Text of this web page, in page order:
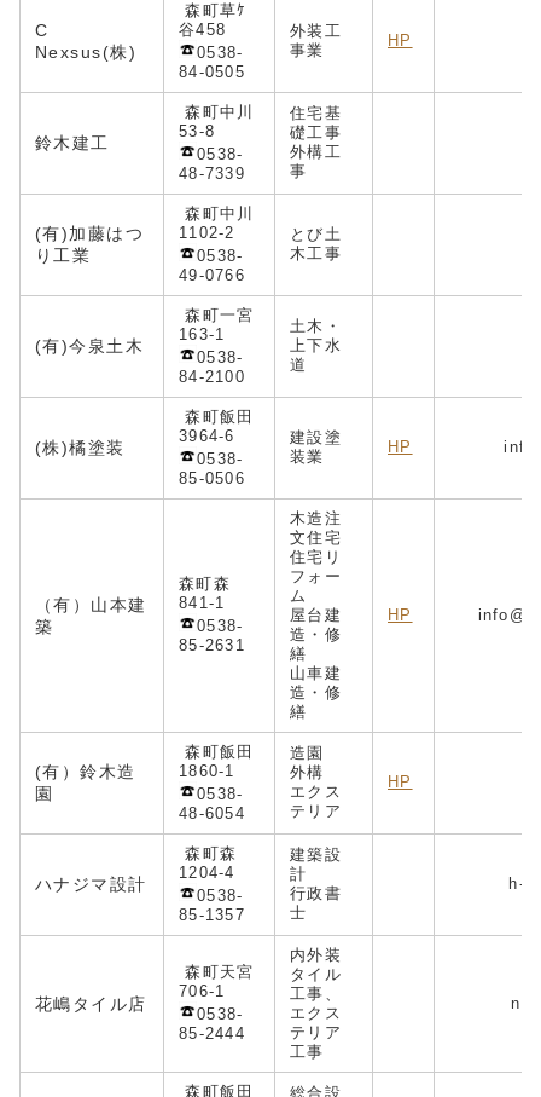
C
Nexsus(株)
森町草ｹ
谷458
0538-
84-0505
外装工
事業
HP
鈴木建工
森町中川
53-8
0538-
48-7339
住宅基
礎工事
外構工
事
(有)加藤はつ
り工業
森町中川
1102-2
0538-
49-0766
とび土
木工事
(有)今泉土木
森町一宮
163-1
0538-
84-2100
土木・
上下水
道
(株)橘塗装
森町飯田
3964-6
0538-
85-0506
建設塗
装業
HP
（有）山本建
築
森町森
841-1
0538-
85-2631
木造注
文住宅
住宅リ
フォー
ム
屋台建
造・修
繕
山車建
造・ 修
繕
HP
(有）鈴木造
園
森町飯田
1860-1
0538-
48-6054
造園
外構
エクス
テリア
HP
ハナジマ設計
森町森
1204-4
0538-
85-1357
建築設
計
行政書
士
h-
花嶋タイル店
森町天宮
706-1
0538-
85-2444
内外装
タイル
工事、
エクス
テリア
工事
森町飯田 総合設